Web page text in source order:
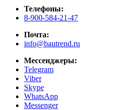
Телефоны:
8-900-584-21-47
Почта:
info@bautrend.ru
Мессенджеры:
Telegram
Viber
Skype
WhatsApp
Messenger